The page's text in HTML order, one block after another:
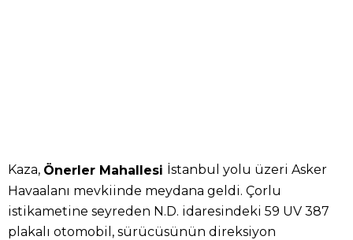
Kaza, Önerler Mahallesi İstanbul yolu üzeri Asker
Havaalanı mevkiinde meydana geldi. Çorlu
istikametine seyreden N.D. idaresindeki 59 UV 387
plakalı otomobil, sürücüsünün direksiyon